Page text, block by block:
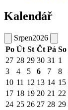
Kalendář
Srpen2026
Po Út St Čt Pá So
27 28 29 30 31 1
3
4 5 6 7 8
10 11 12 13 14 15
17 18 19 20 21 22
24 25 26 27 28 29